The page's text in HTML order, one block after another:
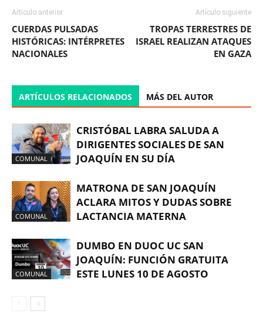
Artículo anterior
CUERDAS PULSADAS
HISTÓRICAS: INTÉRPRETES
NACIONALES
Artículo siguiente
TROPAS TERRESTRES DE
ISRAEL REALIZAN ATAQUES
EN GAZA
ARTÍCULOS RELACIONADOS MÁS DEL AUTOR
COMUNAL
CRISTÓBAL LABRA SALUDA A
DIRIGENTES SOCIALES DE SAN
JOAQUÍN EN SU DÍA
COMUNAL
MATRONA DE SAN JOAQUÍN
ACLARA MITOS Y DUDAS SOBRE
LACTANCIA MATERNA
COMUNAL
DUMBO EN DUOC UC SAN
JOAQUÍN: FUNCIÓN GRATUITA
ESTE LUNES 10 DE AGOSTO